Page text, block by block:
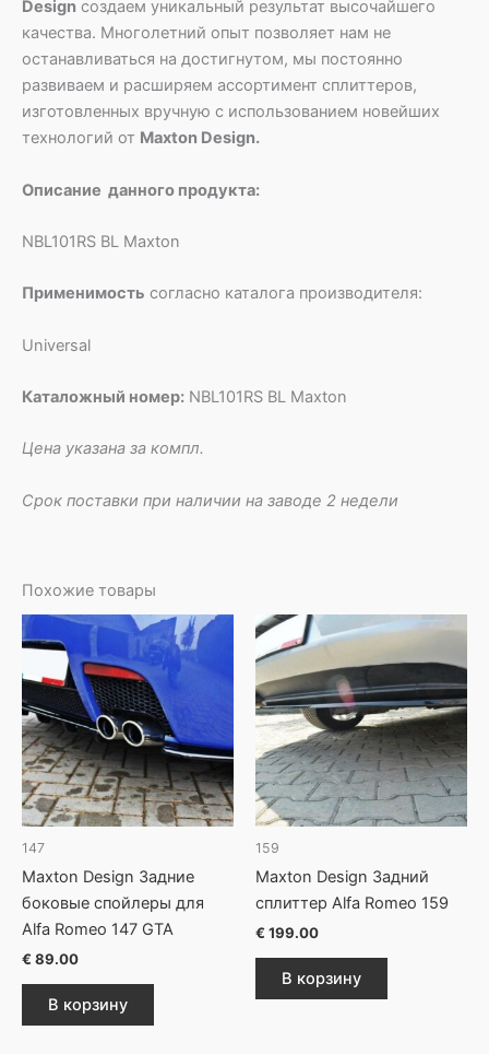
Design создаем уникальный результат высочайшего
качества. Многолетний опыт позволяет нам не
останавливаться на достигнутом, мы постоянно
развиваем и расширяем ассортимент сплиттеров,
изготовленных вручную с использованием новейших
технологий от Maxton Design.
Описание данного продукта:
NBL101RS BL Maxton
Применимость согласно каталога производителя:
Universal
Каталожный номер: NBL101RS BL Maxton
Цена указана за компл.
Срок поставки при наличии на заводе 2 недели
Похожие товары
147
Maxton Design Задние
боковые спойлеры для
Alfa Romeo 147 GTA
€ 89.00
В корзину
159
Maxton Design Задний
сплиттер Alfa Romeo 159
€ 199.00
В корзину